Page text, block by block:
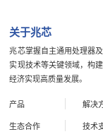
关于兆芯
兆芯掌握自主通用处理器
实现技术等关键领域，构
经济实现高质量发展。
产品 解决
生态合作 技术